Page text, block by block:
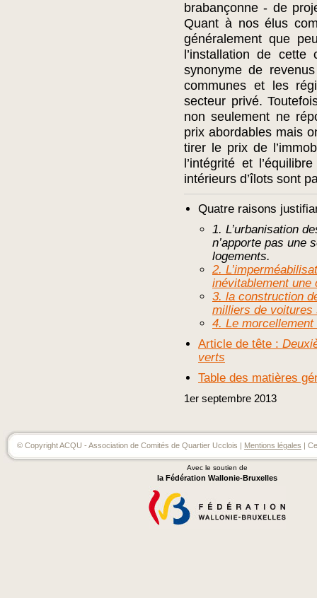
brabançonne - de
Quant à nos élus
généralement que
l’installation de
synonyme de
communes et les
secteur privé.
non seulement ne
prix abordables mais
tirer le prix de
l’intégrité et
intérieurs d’îlots sont
Quatre raisons
1. L’urbanisation
n’apporte pas une
logements.
2.
inévitablement une
3. la construction
milliers de voitures
4. Le morcellement
Article de tête :
verts
Table des matières
1er septembre 2013
© Copyright ACQU - Association de Comités de Quartier Ucclois | Mentions légales |
Avec le soutien de
la Fédération Wallonie-Bruxelles